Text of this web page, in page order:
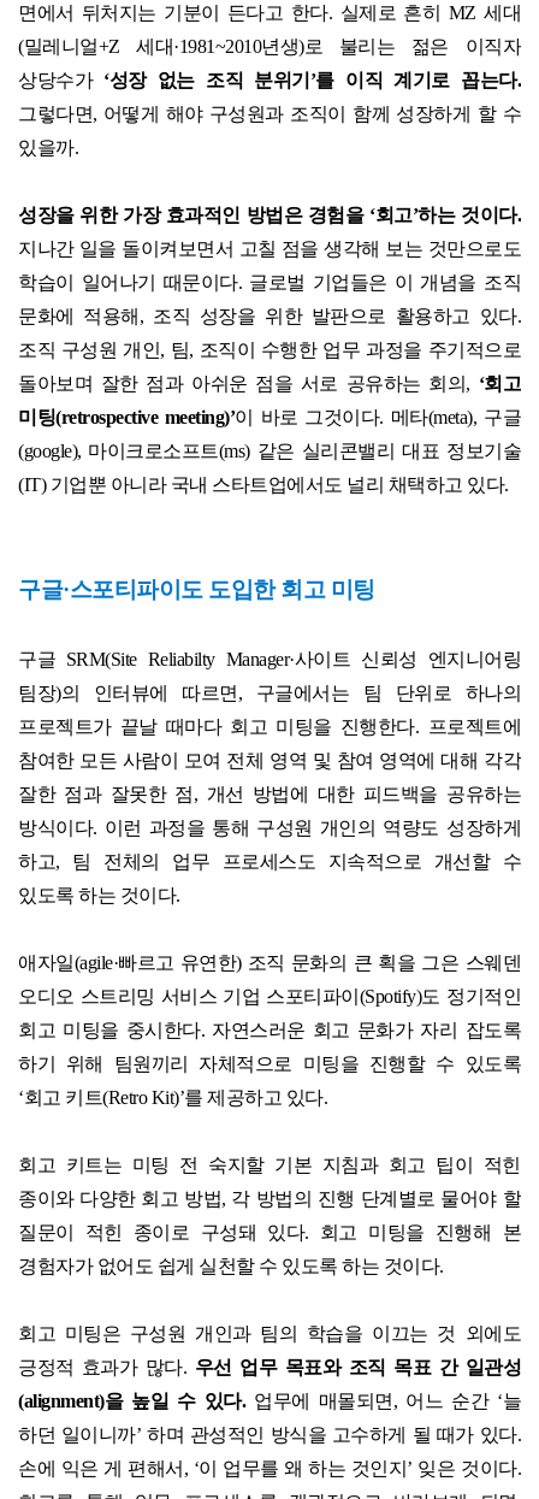
면에서 뒤처지는 기분이 든다고 한다. 실제로 흔히 MZ 세대
(밀레니얼+Z세대·1981~2010년생)로 불리는 젊은 이직자
상당수가 ‘성장 없는 조직 분위기 ’를 이직 계기로 꼽는다.
그렇다면, 어떻게 해야 구성원과 조직이 함께 성장하게 할 수
있을까.
성장을 위한 가장 효과적인 방법은 경험을‘회고’하는 것이다.
지나간 일을 돌이켜보면서 고칠 점을 생각해 보는 것만으로도
학습이 일어나기 때문이다. 글로벌 기업들은 이 개념을 조직
문화에 적용해 , 조직 성장을 위한 발판으로 활용하고 있다.
조직 구성원 개인, 팀, 조직이 수행한 업무 과정을 주기적으로
돌아보며 잘한 점과 아쉬운 점을 서로 공유하는 회의 , ‘회고
미팅(retrospective meeting)’이 바로 그것이다. 메타(meta), 구글
(google), 마이크로소프트(ms) 같은 실리콘밸리 대표 정보기술
(IT) 기업뿐 아니라 국내 스타트업에서도 널리 채택하고 있다.
구글·스포티파이도 도입한 회고 미팅
구글 SRM(Site Reliabilty Manager·사이트 신뢰성 엔지니어링
팀장)의 인터뷰에 따르면 , 구글에서는 팀 단위로 하나의
프로젝트가 끝날 때마다 회고 미팅을 진행한다. 프로젝트에
참여한 모든 사람이 모여 전체 영역 및 참여 영역에 대해 각각
잘한 점과 잘못한 점, 개선 방법에 대한 피드백을 공유하는
방식이다. 이런 과정을 통해 구성원 개인의 역량도 성장하게
하고, 팀 전체의 업무 프로세스도 지속적으로 개선할 수
있도록 하는 것이다.
애자일(agile·빠르고 유연한) 조직 문화의 큰 획을 그은 스웨덴
오디오 스트리밍 서비스 기업 스포티파이 (Spotify)도 정기적인
회고 미팅을 중시한다. 자연스러운 회고 문화가 자리 잡도록
하기 위해 팀원끼리 자체적으로 미팅을 진행할 수 있도록
‘회고 키트(Retro Kit)’를 제공하고 있다.
회고 키트는 미팅 전 숙지할 기본 지침과 회고 팁이 적힌
종이와 다양한 회고 방법, 각 방법의 진행 단계별로 물어야 할
질문이 적힌 종이로 구성돼 있다. 회고 미팅을 진행해 본
경험자가 없어도 쉽게 실천할 수 있도록 하는 것이다.
회고 미팅은 구성원 개인과 팀의 학습을 이끄는 것 외에도
긍정적 효과가 많다. 우선 업무 목표와 조직 목표 간 일관성
(alignment)을 높일 수 있다. 업무에 매몰되면 , 어느 순간‘늘
하던 일이니까’ 하며 관성적인 방식을 고수하게 될 때가 있다.
손에 익은 게 편해서 , ‘이 업무를 왜 하는 것인지 ’ 잊은 것이다.